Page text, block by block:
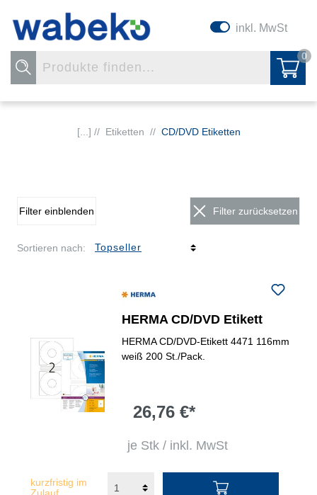
inkl. MwSt
0
[...] // Etiketten // CD/DVD Etiketten
Filter einblenden Filter zurücksetzen
Sortieren nach:
HERMA CD/DVD Etikett
HERMA CD/DVD-Etikett 4471 116mm
weiß 200 St./Pack.
26,76 €*
je Stk / inkl. MwSt
kurzfristig im